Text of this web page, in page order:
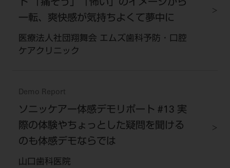
ト 「痛そう」「怖い」のイメージから
一転、爽快感が気持ちよくて夢中に
医療法人社団翔舞会 エムズ歯科予防・口腔
ケアクリニック
Demo Report
ソニッケアー体感デモリポート #13 実
際の体験やちょっとした疑問を聞ける
のも体感デモならでは
山口歯科医院